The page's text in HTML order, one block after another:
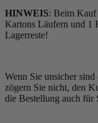
HINWEIS: Beim Kauf
Kartons Läufern und 1
Lagerreste!
Wenn Sie unsicher
zögern Sie nicht, den
die Bestellung auch für